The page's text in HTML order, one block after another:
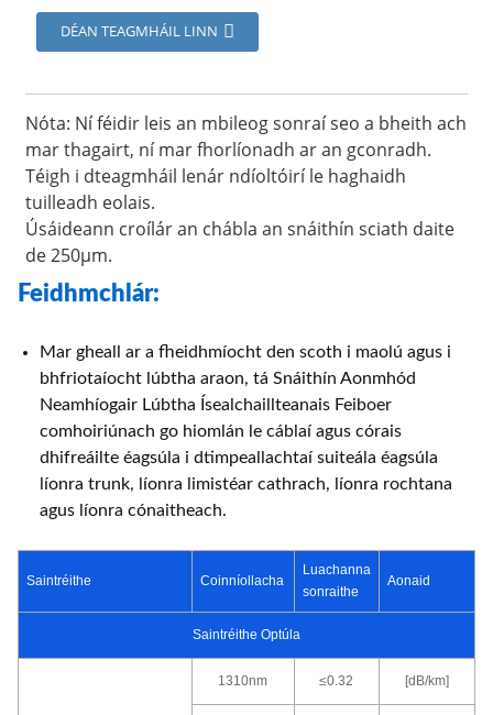
DÉAN TEAGMHÁIL LINN
Nóta: Ní féidir leis an mbileog sonraí seo a bheith ach
mar thagairt, ní mar fhorlíonadh ar an gconradh.
Téigh i dteagmháil lenár ndíoltóirí le haghaidh
tuilleadh eolais.
Úsáideann croílár an chábla an snáithín sciath daite
de 250μm.
Feidhmchlár:
Mar gheall ar a fheidhmíocht den scoth i maolú agus i
bhfriotaíocht lúbtha araon, tá Snáithín Aonmhód
Neamhíogair Lúbtha Ísealchaillteanais Feiboer
comhoiriúnach go hiomlán le cáblaí agus córais
dhifreáilte éagsúla i dtimpeallachtaí suiteála éagsúla
líonra trunk, líonra limistéar cathrach, líonra rochtana
agus líonra cónaitheach.
Saintréithe Coinníollacha
Luachanna
sonraithe
Aonaid
Saintréithe Optúla
1310nm ≤0.32 [dB/km]